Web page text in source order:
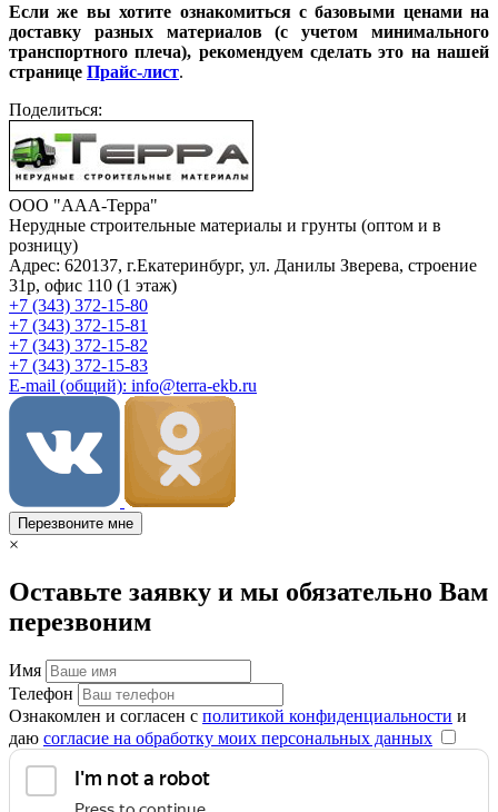
Если же вы хотите ознакомиться с базовыми ценами на
доставку разных материалов (с учетом минимального
транспортного плеча), рекомендуем сделать это на нашей
странице Прайс-лист.
Поделиться:
ООО "ААА-Терра"
Нерудные строительные материалы и грунты (оптом и в
розницу)
Адрес: 620137, г.Екатеринбург, ул. Данилы Зверева, строение
31р, офис 110 (1 этаж)
+7 (343) 372-15-80
+7 (343) 372-15-81
+7 (343) 372-15-82
+7 (343) 372-15-83
E-mail (общий): info@terra-ekb.ru
Перезвоните мне
×
Оставьте заявку и мы обязательно Вам
перезвоним
Имя
Телефон
Ознакомлен и согласен с политикой конфиденциальности и
даю согласие на обработку моих персональных данных